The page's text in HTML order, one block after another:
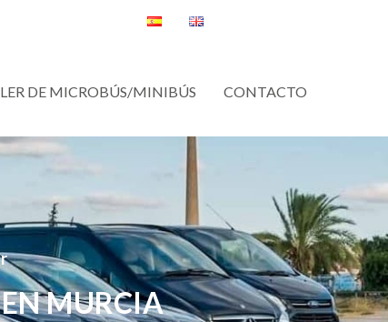
DE MICROBÚS/MINIBÚS CONTACTO
MURCIA